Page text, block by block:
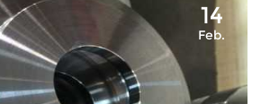
14
Feb.